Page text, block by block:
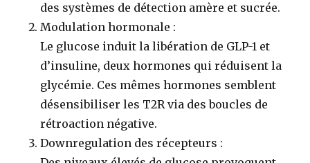
des systèmes de détection amère et sucrée.
Modulation hormonale :
Le glucose induit la libération de GLP-1 et
d’insuline, deux hormones qui réduisent la
glycémie. Ces mêmes hormones semblent
désensibiliser les T2R via des boucles de
rétroaction négative.
Downregulation des récepteurs :